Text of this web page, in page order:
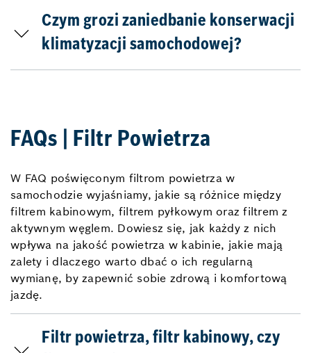
Czym grozi zaniedbanie konserwacji
klimatyzacji samochodowej?
FAQs | Filtr Powietrza
W FAQ poświęconym filtrom powietrza w
samochodzie wyjaśniamy, jakie są różnice między
filtrem kabinowym, filtrem pyłkowym oraz filtrem z
aktywnym węglem. Dowiesz się, jak każdy z nich
wpływa na jakość powietrza w kabinie, jakie mają
zalety i dlaczego warto dbać o ich regularną
wymianę, by zapewnić sobie zdrową i komfortową
jazdę.
Filtr powietrza, filtr kabinowy, czy